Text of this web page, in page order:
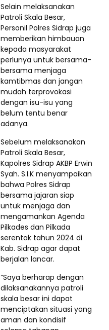
Selain melaksanakan
Patroli Skala Besar,
Personil Polres Sidrap juga
memberikan himbauan
kepada masyarakat
perlunya untuk bersama-
bersama menjaga
kamtibmas dan jangan
mudah terprovokasi
dengan isu-isu yang
belum tentu benar
adanya.
Sebelum melaksanakan
Patroli Skala Besar,
Kapolres Sidrap AKBP Erwin
Syah. S.I.K menyampaikan
bahwa Polres Sidrap
bersama jajaran siap
untuk menjaga dan
mengamankan Agenda
Pilkades dan Pilkada
serentak tahun 2024 di
Kab. Sidrap agar dapat
berjalan lancar.
“Saya berharap dengan
dilaksanakannya patroli
skala besar ini dapat
menciptakan situasi yang
aman dan kondisif